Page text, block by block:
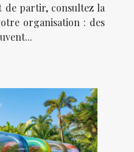
de partir, consultez la
organisation : des